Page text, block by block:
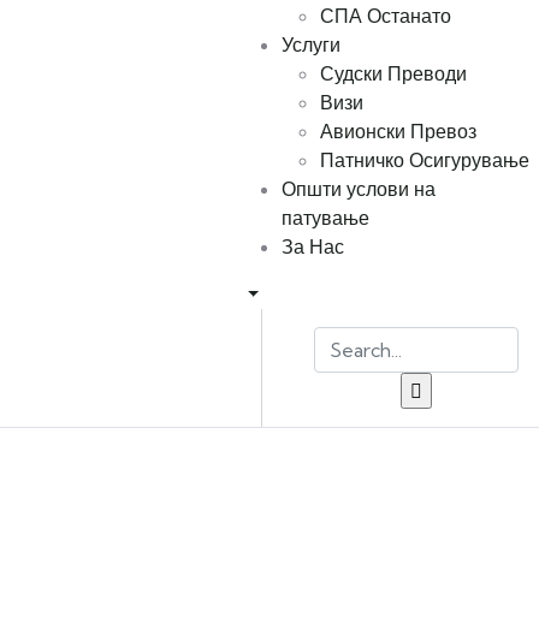
СПА Останато
Услуги
Судски Преводи
Визи
Авионски Превоз
Патничко Осигурување
Општи услови на
патување
За Нас